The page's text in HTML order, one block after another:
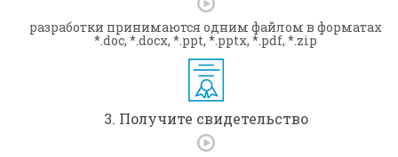
разработки принимаются одним файлом в форматах
*.doc, *.docx, *.ppt, *.pptx, *.pdf, *.zip
3. Получите свидетельство